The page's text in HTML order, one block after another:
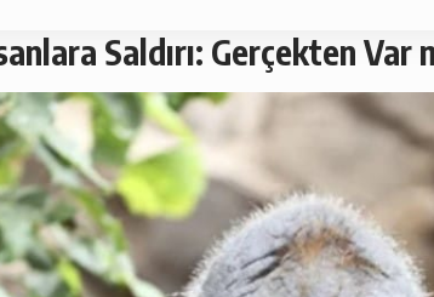
Saldırı: Gerçekten Var